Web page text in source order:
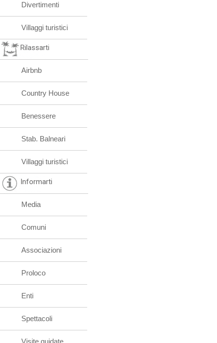
Divertimenti
Villaggi turistici
Rilassarti
Airbnb
Country House
Benessere
Stab. Balneari
Villaggi turistici
Informarti
Media
Comuni
Associazioni
Proloco
Enti
Spettacoli
Visite guidate